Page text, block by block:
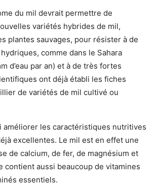
du mil devrait permettre de
variétés hybrides de mil,
plantes sauvages, pour résister à de
comme dans le Sahara
d’eau par an) et à de très fortes
ont déjà établi les fiches
de variétés de mil cultivé ou
améliorer les caractéristiques nutritives
excellentes. Le mil est en effet une
de calcium, de fer, de magnésium et
contient aussi beaucoup de vitamines
essentiels.